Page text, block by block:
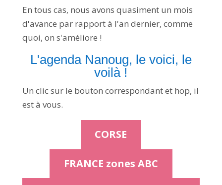
En tous cas, nous avons quasiment un mois
d'avance par rapport à l'an dernier, comme
quoi, on s'améliore !
L'agenda Nanoug, le voici, le
voilà !
Un clic sur le bouton correspondant et hop, il
est à vous.
CORSE
FRANCE zones ABC